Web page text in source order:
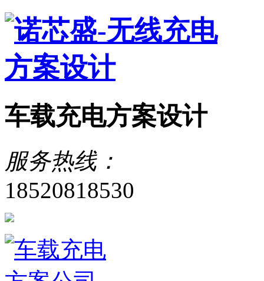
车载充电方案设计
服务热线：
18520818530